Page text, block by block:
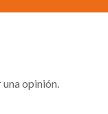
opinión.